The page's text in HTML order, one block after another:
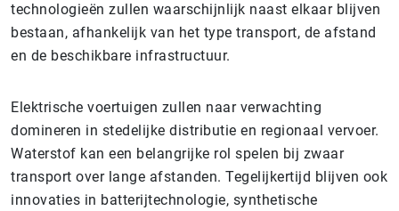
technologieën zullen waarschijnlijk naast elkaar blijven
bestaan, afhankelijk van het type transport, de afstand
en de beschikbare infrastructuur.
Elektrische voertuigen zullen naar verwachting
domineren in stedelijke distributie en regionaal vervoer.
Waterstof kan een belangrijke rol spelen bij zwaar
transport over lange afstanden. Tegelijkertijd blijven ook
innovaties in batterijtechnologie, synthetische